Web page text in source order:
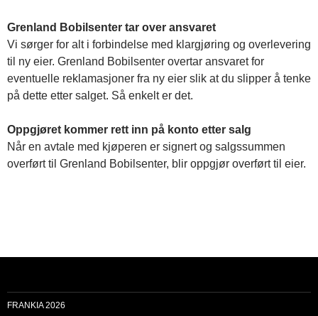
Grenland Bobilsenter tar over ansvaret
Vi sørger for alt i forbindelse med klargjøring og overlevering
til ny eier. Grenland Bobilsenter overtar ansvaret for
eventuelle reklamasjoner fra ny eier slik at du slipper å tenke
på dette etter salget. Så enkelt er det.
Oppgjøret kommer rett inn på konto etter salg
Når en avtale med kjøperen er signert og salgssummen
overført til Grenland Bobilsenter, blir oppgjør overført til eier.
FRANKIA 2026